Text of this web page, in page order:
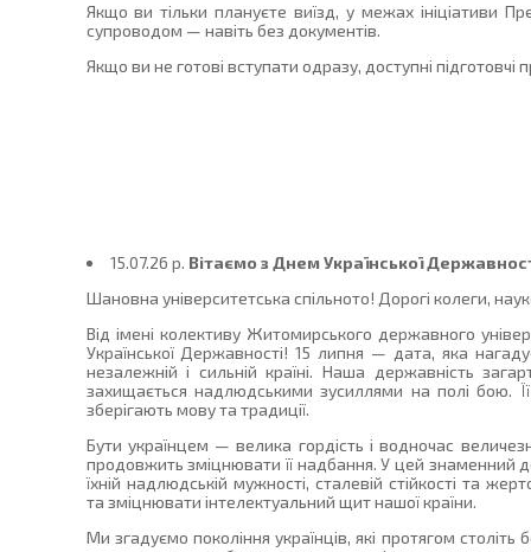
Якщо ви тільки плануєте виїзд, у межах ініціативи
супроводом — навіть без документів.
Якщо ви не готові вступати одразу, доступні
15.07.26 p. Вітаємо з Днем Української
Шановна університетська спільното! Дорогі колеги,
Від імені колективу Житомирського державного
Української Державності! 15 липня — дата, яка
незалежній і сильній країні. Наша державність
захищається надлюдськими зусиллями на полі бою.
зберігають мову та традиції.
Бути українцем — велика гордість і водночас
продовжить зміцнювати її надбання. У цей
їхній надлюдській мужності, сталевій стійкості та
та зміцнювати інтелектуальний щит нашої країни.
Ми згадуємо покоління українців, які протягом